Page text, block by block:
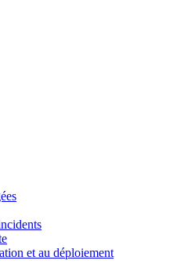
et au déploiement